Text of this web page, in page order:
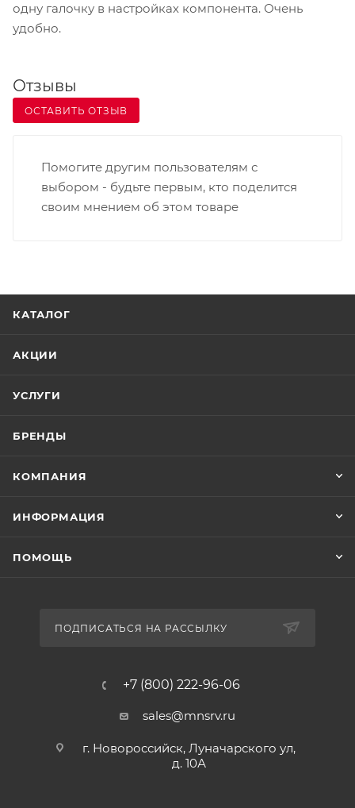
одну галочку в настройках компонента. Очень
удобно.
Отзывы
ОСТАВИТЬ ОТЗЫВ
Помогите другим пользователям с
выбором - будьте первым, кто поделится
своим мнением об этом товаре
КАТАЛОГ
АКЦИИ
УСЛУГИ
БРЕНДЫ
КОМПАНИЯ
ИНФОРМАЦИЯ
ПОМОЩЬ
ПОДПИСАТЬСЯ НА РАССЫЛКУ
+7 (800) 222-96-06
sales@mnsrv.ru
г. Новороссийск, Луначарского ул,
д. 10А